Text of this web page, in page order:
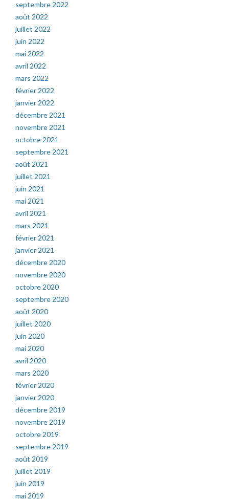
septembre 2022
août 2022
juillet 2022
juin 2022
mai 2022
avril 2022
mars 2022
février 2022
janvier 2022
décembre 2021
novembre 2021
octobre 2021
septembre 2021
août 2021
juillet 2021
juin 2021
mai 2021
avril 2021
mars 2021
février 2021
janvier 2021
décembre 2020
novembre 2020
octobre 2020
septembre 2020
août 2020
juillet 2020
juin 2020
mai 2020
avril 2020
mars 2020
février 2020
janvier 2020
décembre 2019
novembre 2019
octobre 2019
septembre 2019
août 2019
juillet 2019
juin 2019
mai 2019